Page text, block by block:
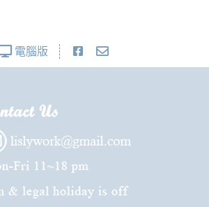
電腦版